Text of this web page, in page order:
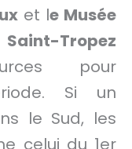
et le Musée
Tropez
pour
Si un
le Sud, les